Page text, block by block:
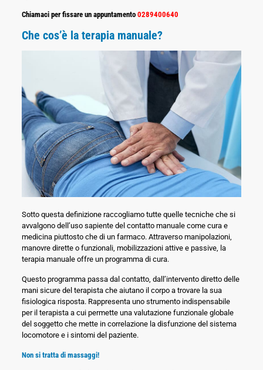
Chiamaci per fissare un appuntamento 0289400640
Che cos’è la terapia manuale?
Sotto questa definizione raccogliamo tutte quelle tecniche che si
avvalgono dell’uso sapiente del contatto manuale come cura e
medicina piuttosto che di un farmaco. Attraverso manipolazioni,
manovre dirette o funzionali, mobilizzazioni attive e passive, la
terapia manuale offre un programma di cura.
Questo programma passa dal contatto, dall’intervento diretto delle
mani sicure del terapista che aiutano il corpo a trovare la sua
fisiologica risposta. Rappresenta uno strumento indispensabile
per il terapista a cui permette una valutazione funzionale globale
del soggetto che mette in correlazione la disfunzione del sistema
locomotore e i sintomi del paziente.
Non si tratta di massaggi!